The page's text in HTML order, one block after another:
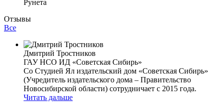
Рунета
Отзывы
Все
Дмитрий Тростников
ГАУ НСО ИД «Советская Сибирь»
Со Студией Ял издательский дом «Советская Сибирь»
(Учредитель издательского дома – Правительство
Новосибирской области) сотрудничает с 2015 года.
Читать дальше